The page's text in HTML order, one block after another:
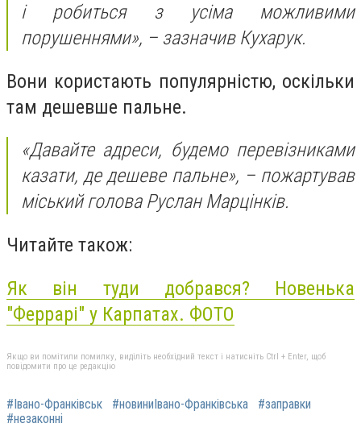
і робиться з усіма можливими
порушеннями», – зазначив Кухарук.
Вони користають популярністю, оскільки
там дешевше пальне.
«Давайте адреси, будемо перевізниками
казати, де дешеве пальне», – пожартував
міський голова Руслан Марцінків.
Читайте також:
Як він туди добрався? Новенька
"Феррарі" у Карпатах. ФОТО
Якщо ви помітили помилку, виділіть необхідний текст і натисніть Ctrl + Enter, щоб
повідомити про це редакцію
#Івано-Франківськ #новиниІвано-Франківська
#заправки
#незаконні